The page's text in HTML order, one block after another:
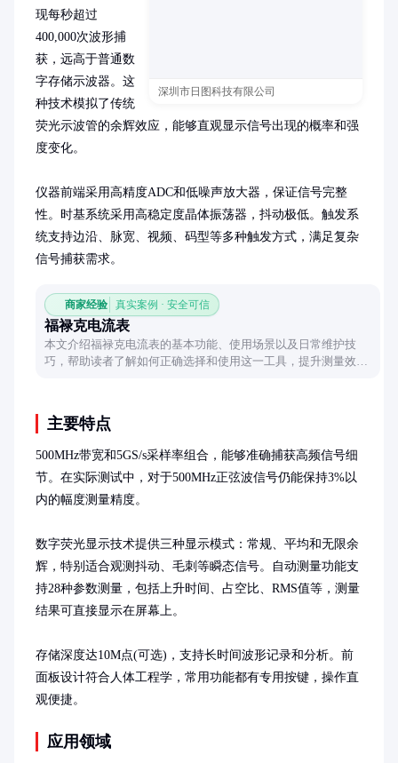
深圳市日图科技有限公司
现每秒超过
400,000次波形捕
获，远高于普通数
字存储示波器。这
种技术模拟了传统
荧光示波管的余辉效应，能够直观显示信号出现的概率和强
度变化。
仪器前端采用高精度ADC和低噪声放大器，保证信号完整
性。时基系统采用高稳定度晶体振荡器，抖动极低。触发系
统支持边沿、脉宽、视频、码型等多种触发方式，满足复杂
信号捕获需求。
商家经验 真实案例 · 安全可信
福禄克电流表
本文介绍福禄克电流表的基本功能、使用场景以及日常维护技
巧，帮助读者了解如何正确选择和使用这一工具，提升测量效率
主要特点
500MHz带宽和5GS/s采样率组合，能够准确捕获高频信号细
节。在实际测试中，对于500MHz正弦波信号仍能保持3%以
内的幅度测量精度。
数字荧光显示技术提供三种显示模式：常规、平均和无限余
辉，特别适合观测抖动、毛刺等瞬态信号。自动测量功能支
持28种参数测量，包括上升时间、占空比、RMS值等，测量
结果可直接显示在屏幕上。
存储深度达10M点(可选)，支持长时间波形记录和分析。前
面板设计符合人体工程学，常用功能都有专用按键，操作直
观便捷。
应用领域